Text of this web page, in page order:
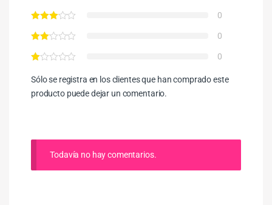
0
0
0
Sólo se registra en los clientes que han comprado este
producto puede dejar un comentario.
Todavía no hay comentarios.